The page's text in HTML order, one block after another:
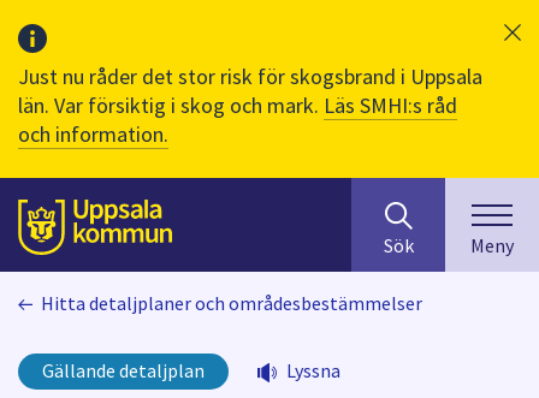
Just nu råder det stor risk för skogsbrand i Uppsala
län. Var försiktig i skog och mark. Läs SMHI:s råd
och information.
Till sidans
huvudinnehåll
efter
innehåll
på
webbplatsen.
Sök Meny
Hitta detaljplaner och områdesbestämmelser
Gällande detaljplan Lyssna